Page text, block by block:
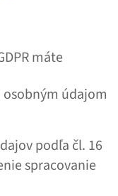
máte
údajom
podľa čl. 16
spracovanie